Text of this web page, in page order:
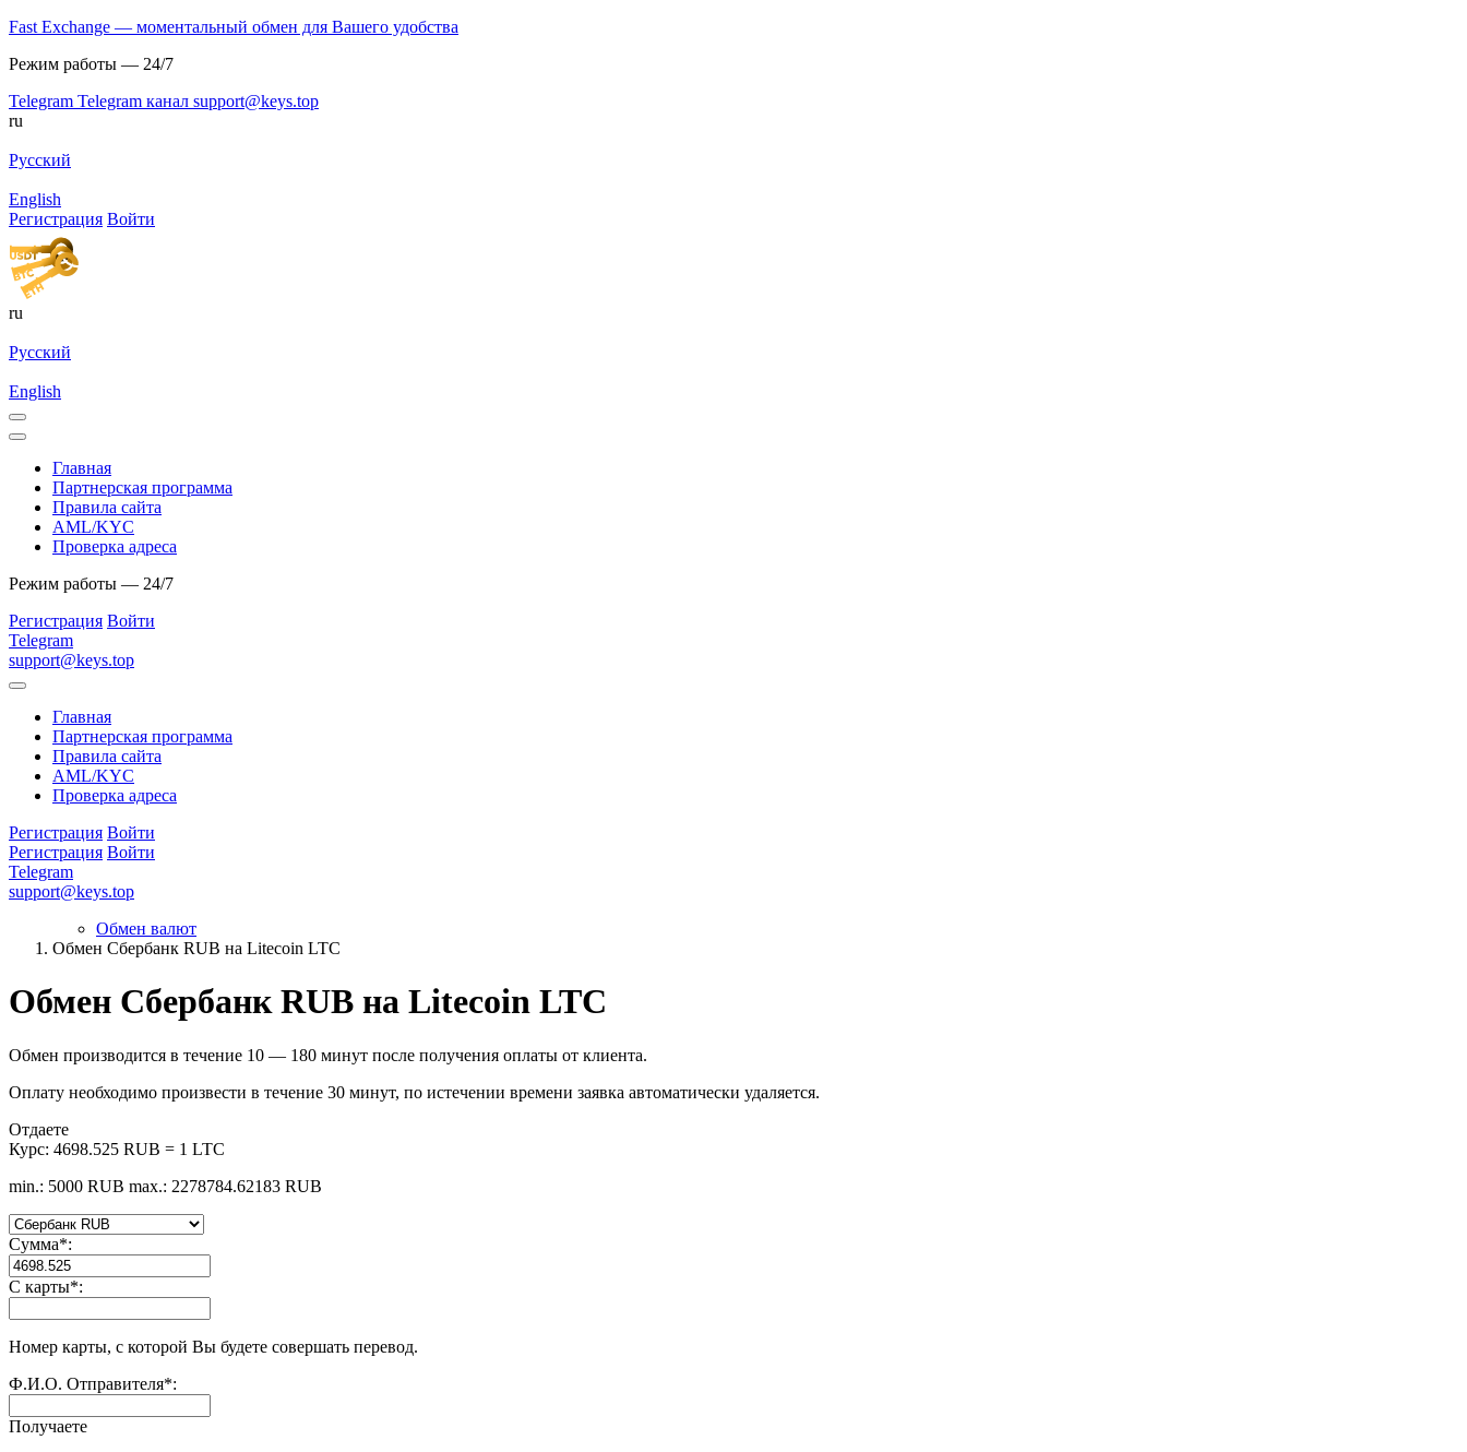
Fast Exchange — моментальный обмен для Вашего удобства
Режим работы — 24/7
Telegram Telegram канал support@keys.top
ru
Русский
English
Регистрация Войти
ru
Русский
English
Главная
Партнерская программа
Правила сайта
AML/KYC
Проверка адреса
Режим работы — 24/7
Регистрация Войти
Telegram
support@keys.top
Главная
Партнерская программа
Правила сайта
AML/KYC
Проверка адреса
Регистрация Войти
Регистрация Войти
Telegram
support@keys.top
Обмен валют
Обмен Сбербанк RUB на Litecoin LTC
Обмен Сбербанк RUB на Litecoin LTC
Обмен производится в течение 10 — 180 минут после получения оплаты от клиента.
Оплату необходимо произвести в течение 30 минут, по истечении времени заявка автоматически удаляется.
Отдаете
Курс: 4698.525 RUB = 1 LTC
min.: 5000 RUB max.: 2278784.62183 RUB
Сумма*:
С карты*:
Номер карты, с которой Вы будете совершать перевод.
Ф.И.О. Отправителя*:
Получаете